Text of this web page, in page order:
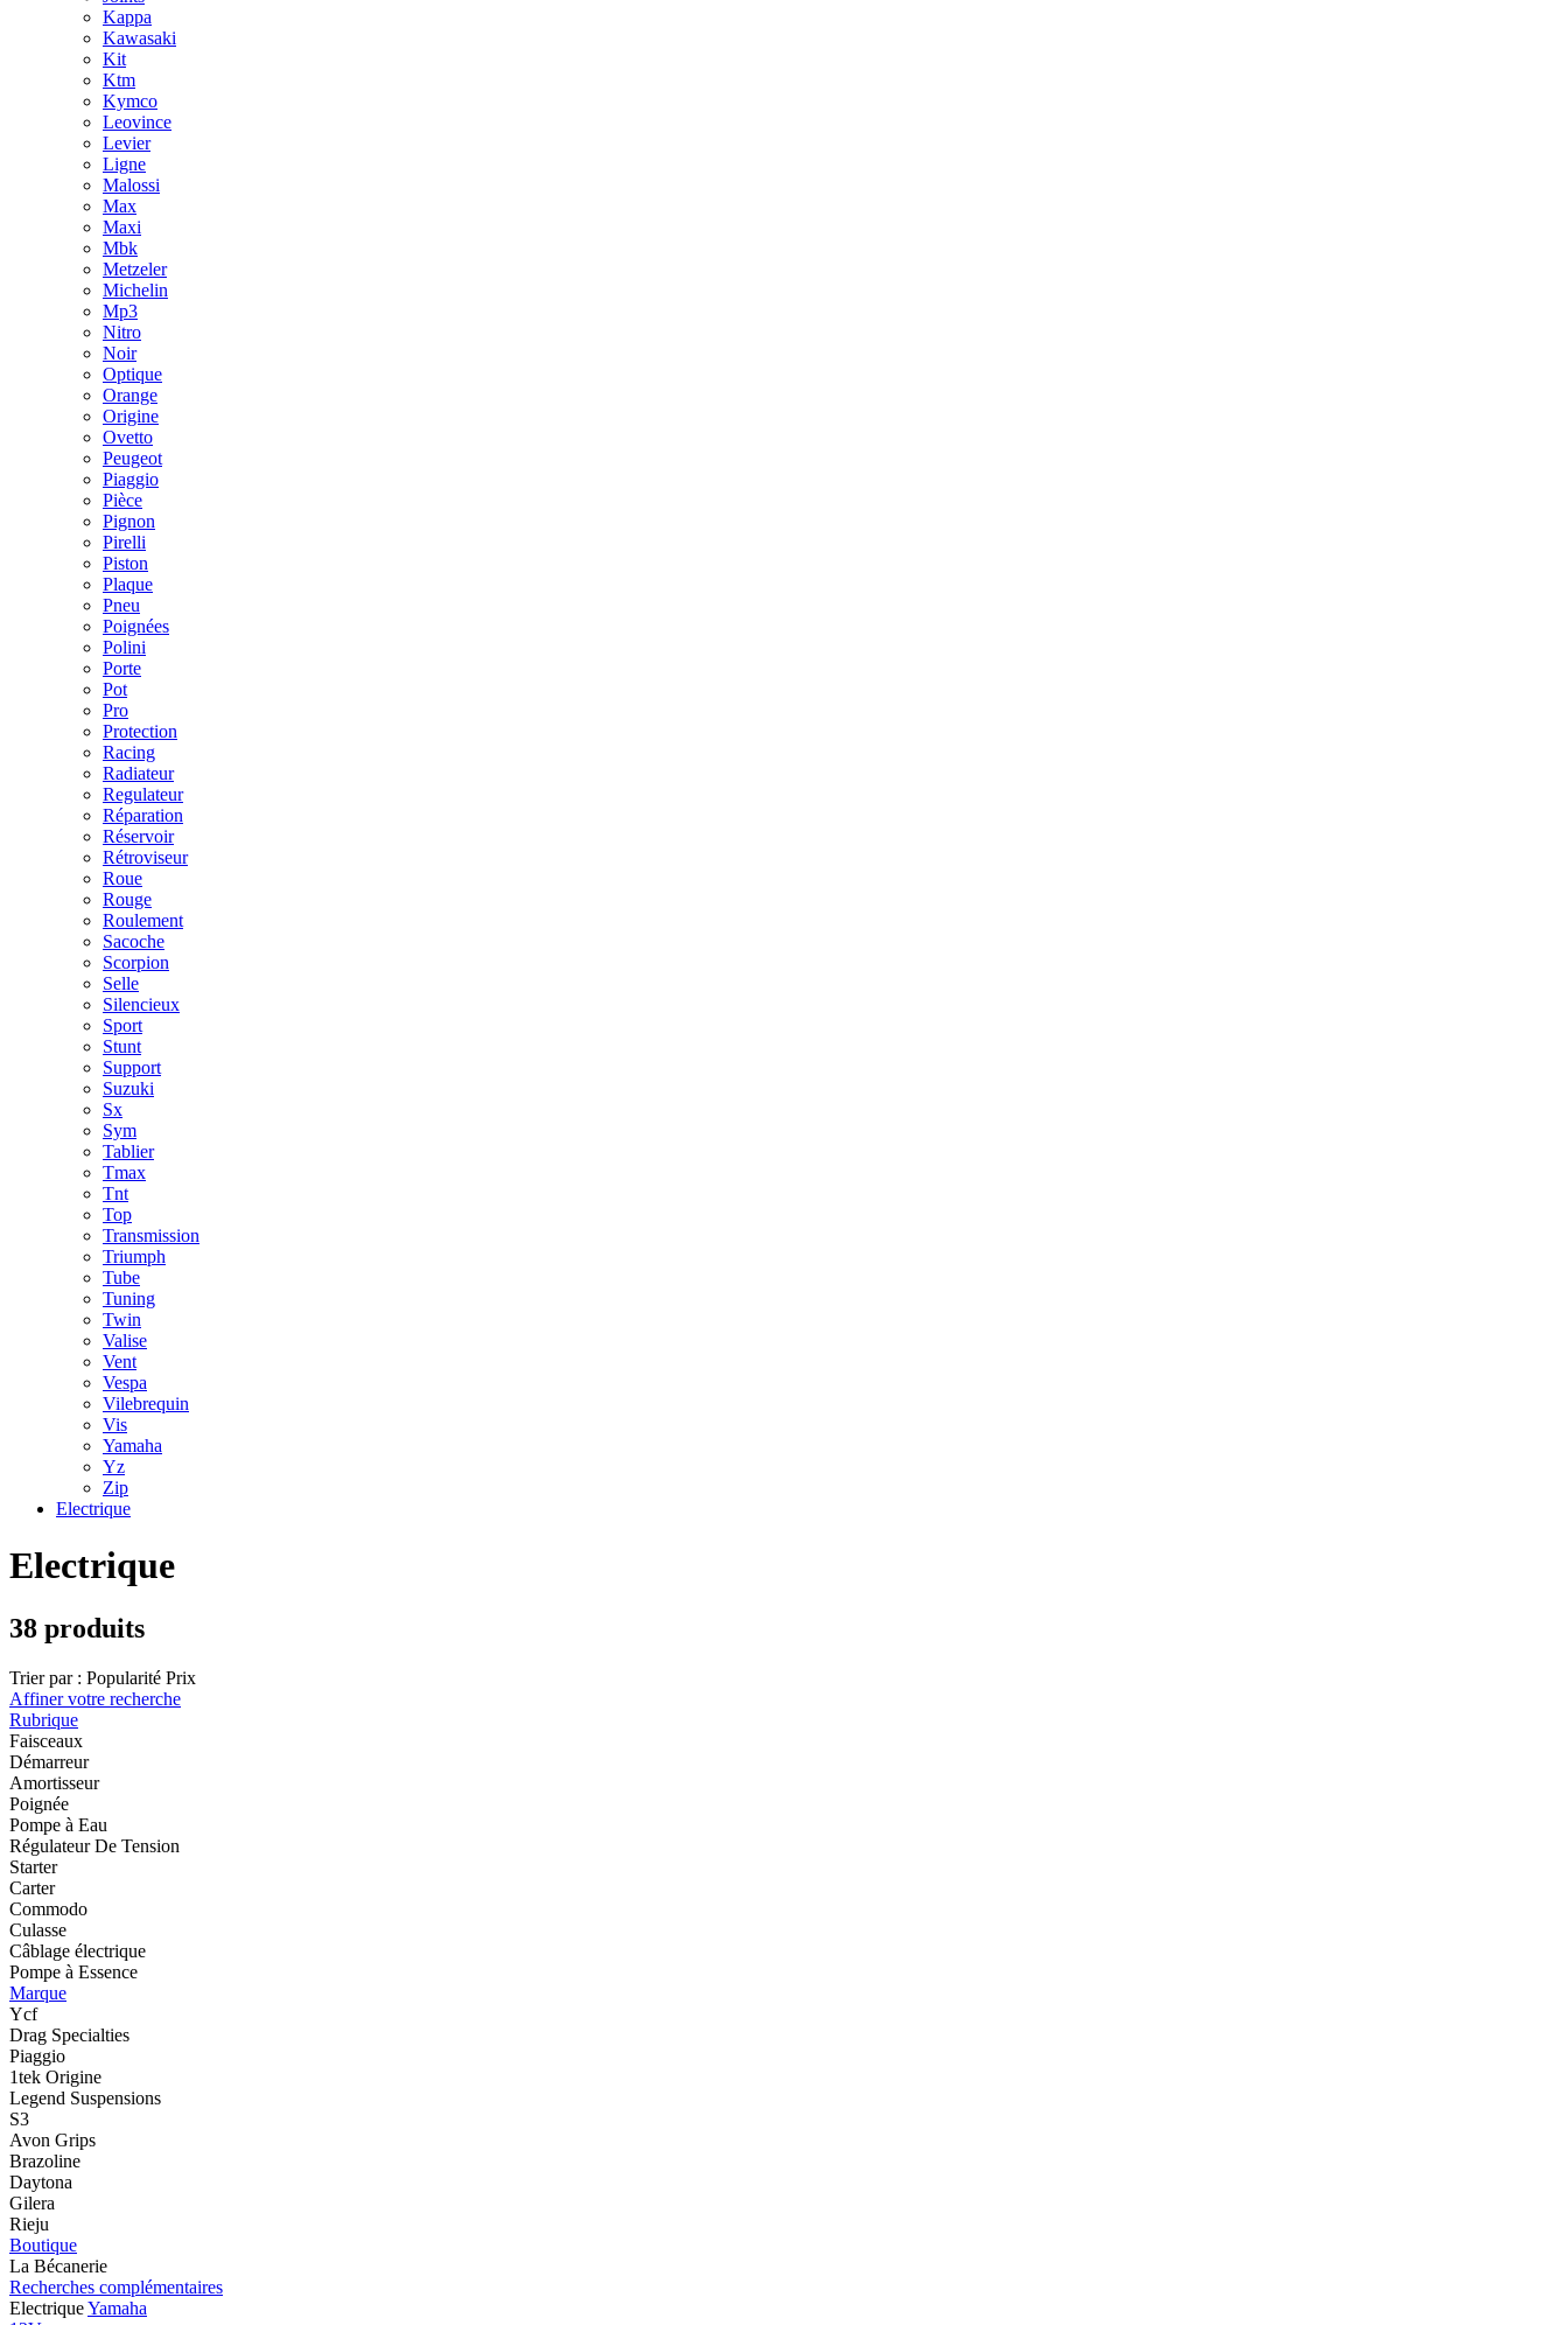
Kappa
Kawasaki
Kit
Ktm
Kymco
Leovince
Levier
Ligne
Malossi
Max
Maxi
Mbk
Metzeler
Michelin
Mp3
Nitro
Noir
Optique
Orange
Origine
Ovetto
Peugeot
Piaggio
Pièce
Pignon
Pirelli
Piston
Plaque
Pneu
Poignées
Polini
Porte
Pot
Pro
Protection
Racing
Radiateur
Regulateur
Réparation
Réservoir
Rétroviseur
Roue
Rouge
Roulement
Sacoche
Scorpion
Selle
Silencieux
Sport
Stunt
Support
Suzuki
Sx
Sym
Tablier
Tmax
Tnt
Top
Transmission
Triumph
Tube
Tuning
Twin
Valise
Vent
Vespa
Vilebrequin
Vis
Yamaha
Yz
Zip
Electrique
Electrique
38 produits
Trier par : Popularité Prix
Affiner votre recherche
Rubrique
Faisceaux
Démarreur
Amortisseur
Poignée
Pompe à Eau
Régulateur De Tension
Starter
Carter
Commodo
Culasse
Câblage électrique
Pompe à Essence
Marque
Ycf
Drag Specialties
Piaggio
1tek Origine
Legend Suspensions
S3
Avon Grips
Brazoline
Daytona
Gilera
Rieju
Boutique
La Bécanerie
Recherches complémentaires
ElectriqueYamaha